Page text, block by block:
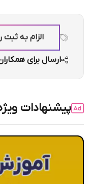
الزام به
ارسال برای
پیشنهادات